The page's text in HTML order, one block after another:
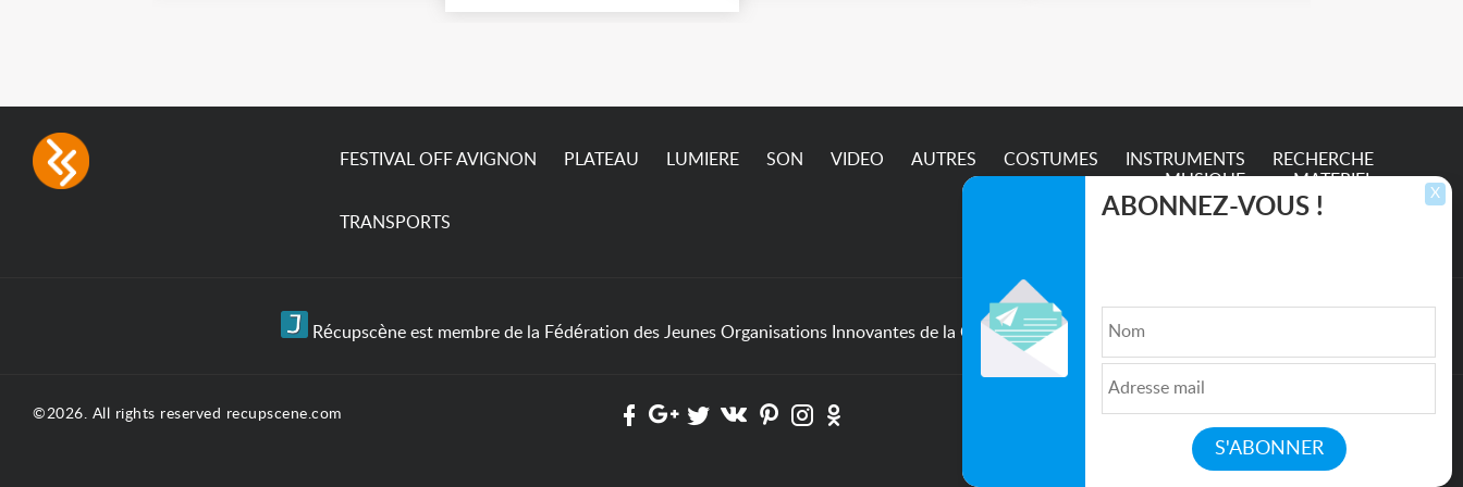
consumption The
(94) jusqu'à ce vendredi 7
FESTIVAL OFF AVIGNON PLATEAU LUMIERE SON VIDEO AUTRES COSTUMES
INSTRUMENTS
MUSIQUE
RECHERCHE
MATERIEL
TRANSPORTS
Récupscène est membre de la Fédération des Jeunes Organisations Innovantes de la Culture et de l'Entertainment
©2026. All rights reserved recupscene.com Qui sommes nous ?| Médias| Newsletter| CGU|
Politique de confidentialité
Partenaires
Mentions légales
X
ABONNEZ-VOUS !